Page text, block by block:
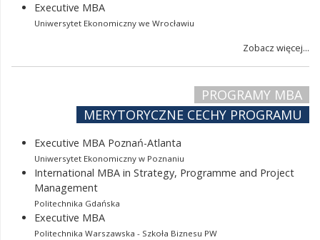
Executive MBA
Uniwersytet Ekonomiczny we Wrocławiu
Zobacz więcej...
PROGRAMY MBA
MERYTORYCZNE CECHY PROGRAMU
Executive MBA Poznań-Atlanta
Uniwersytet Ekonomiczny w Poznaniu
International MBA in Strategy, Programme and Project
Management
Politechnika Gdańska
Executive MBA
Politechnika Warszawska - Szkoła Biznesu PW